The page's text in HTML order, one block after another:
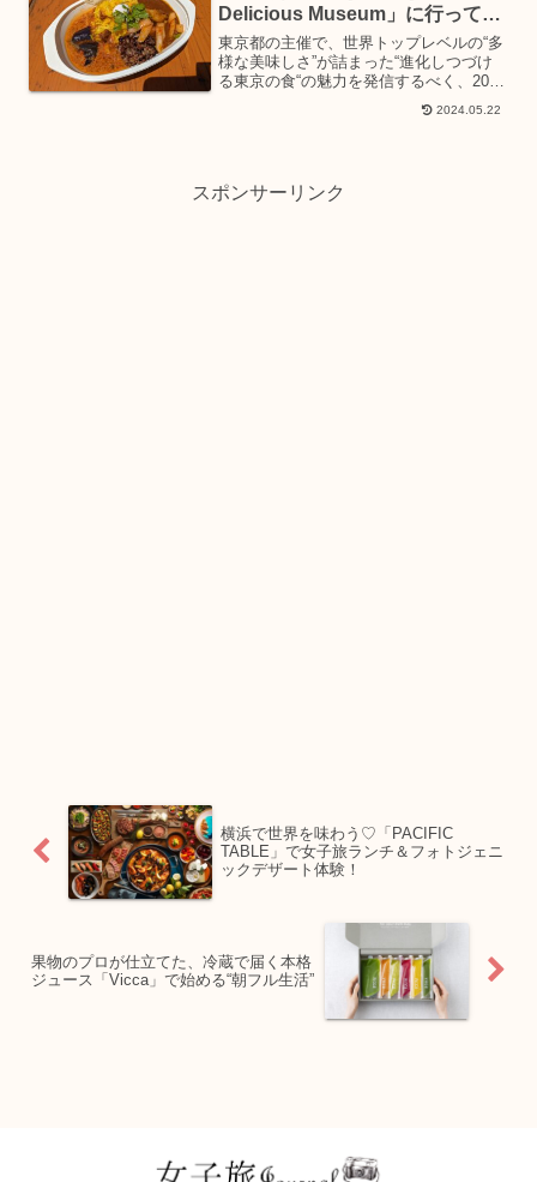
Delicious Museum」に行ってき
ました！
東京都の主催で、世界トップレベルの“多
様な美味しさ”が詰まった“進化しつづけ
る東京の食“の魅力を発信するべく、2024
年5月17日（金）～19日（日）の3日間、
有明で「Tokyo Tokyo Delicious
2024.05.22
スポンサーリンク
横浜で世界を味わう♡「PACIFIC
TABLE」で女子旅ランチ＆フォトジェニ
ックデザート体験！
果物のプロが仕立てた、冷蔵で届く本格
ジュース「Vicca」で始める“朝フル生活”